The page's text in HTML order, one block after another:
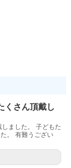
くさん頂戴し
ました。 子どもた
。 有難うござい